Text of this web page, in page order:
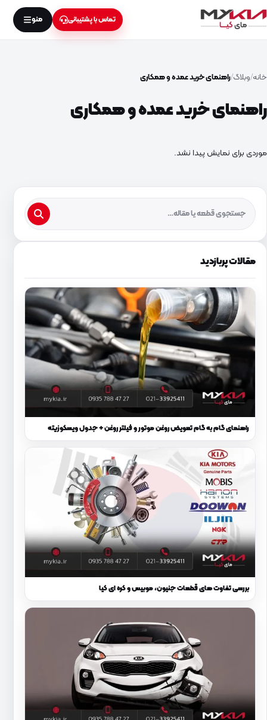
تماس با پشتیبانی منو
خانه وبلاگ راهنمای خرید عمده و همکاری
راهنمای خرید عمده و همکاری
موردی برای نمایش پیدا نشد.
مقالات پربازدید
راهنمای گام به گام تعویض روغن موتور و فیلتر روغن + جدول ویسکوزیته
بررسی تفاوت های قطعات جنیون، موبیس و کره ای کیا